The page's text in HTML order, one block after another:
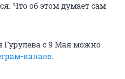
Что об этом думает сам
Гурулева с 9 Мая можно
канале.